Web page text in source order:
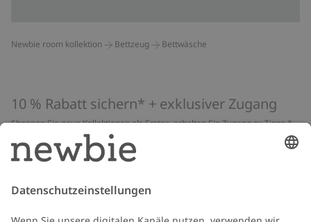
Newbie room kollektion Bettzeug Bettwäsche
10 % Rabatt sichern* + exklusiver Zugang
Shoppen Sie neue Kollektionen als Erstes, erhalten Sie Zugang zu Tipps &
Guides und profitieren Sie von exklusiven Angeboten
*Gilt nur für deine erste Bestellung und ist nicht mit anderen Rabatten
oder Angeboten kombinierbar. Gilt nicht für limitierte Artikel. Lies unsere
Schicken